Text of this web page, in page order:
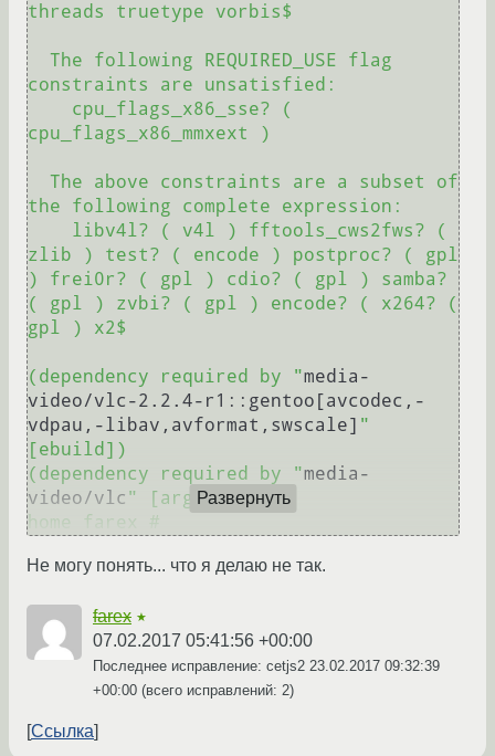
threads truetype vorbis$
constraints are unsatisfied:
cpu_flags_x86_mmxext )
the following complete expression:
zlib ) test? ( encode ) postproc? ( gpl
) frei0r? ( gpl ) cdio? ( gpl ) samba?
( gpl ) zvbi? ( gpl ) encode? ( x264? (
gpl ) x2$
(dependency required by "media-
video/vlc-2.2.4-r1::gentoo[avcodec,-
vdpau,-libav,avformat,swscale] "
[ebuild])
(dependency required by "media-
video/vlc " [argument])
Развернуть
Не могу понять... что я делаю не так.
farex ★
07.02.2017 05:41:56 +00:00
Последнее исправление: cetjs2 23.02.2017 09:32:39
+00:00 (всего исправлений: 2)
Ссылка